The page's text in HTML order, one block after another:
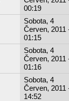
00:19
Sobota, 4
Červen, 2011
01:15
Sobota, 4
Červen, 2011
01:16
Sobota, 4
Červen, 2011
14:52